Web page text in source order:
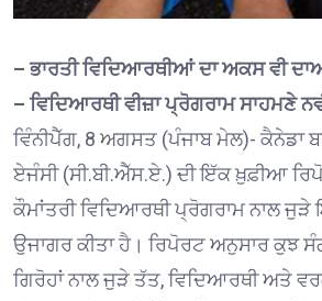
– ਭਾਰਤੀ ਵਿਦਿਆਰਥੀਆਂ ਦਾ ਅਕਸ ਵੀ
– ਵਿਦਿਆਰਥੀ ਵੀਜ਼ਾ ਪ੍ਰੋਗਰਾਮ ਸਾਹਮਣੇ
ਵਿੰਨੀਪੈੱਗ, 8 ਅਗਸਤ (ਪੰਜਾਬ ਮੇਲ)- ਕੈਨੇਡਾ
ਏਜੰਸੀ (ਸੀ.ਬੀ.ਐੱਸ.ਏ.) ਦੀ ਇੱਕ ਖ਼ੁਫ਼ੀਆ
ਕੌਮਾਂਤਰੀ ਵਿਦਿਆਰਥੀ ਪ੍ਰੋਗਰਾਮ ਨਾਲ
ਉਜਾਗਰ ਕੀਤਾ ਹੈ। ਰਿਪੋਰਟ ਅਨੁਸਾਰ ਕੁਝ
ਗਿਰੋਹਾਂ ਨਾਲ ਜੁੜੇ ਤੱਤ, ਵਿਦਿਆਰਥੀ ਅਤੇ